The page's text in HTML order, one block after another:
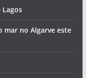
mar no Algarve este